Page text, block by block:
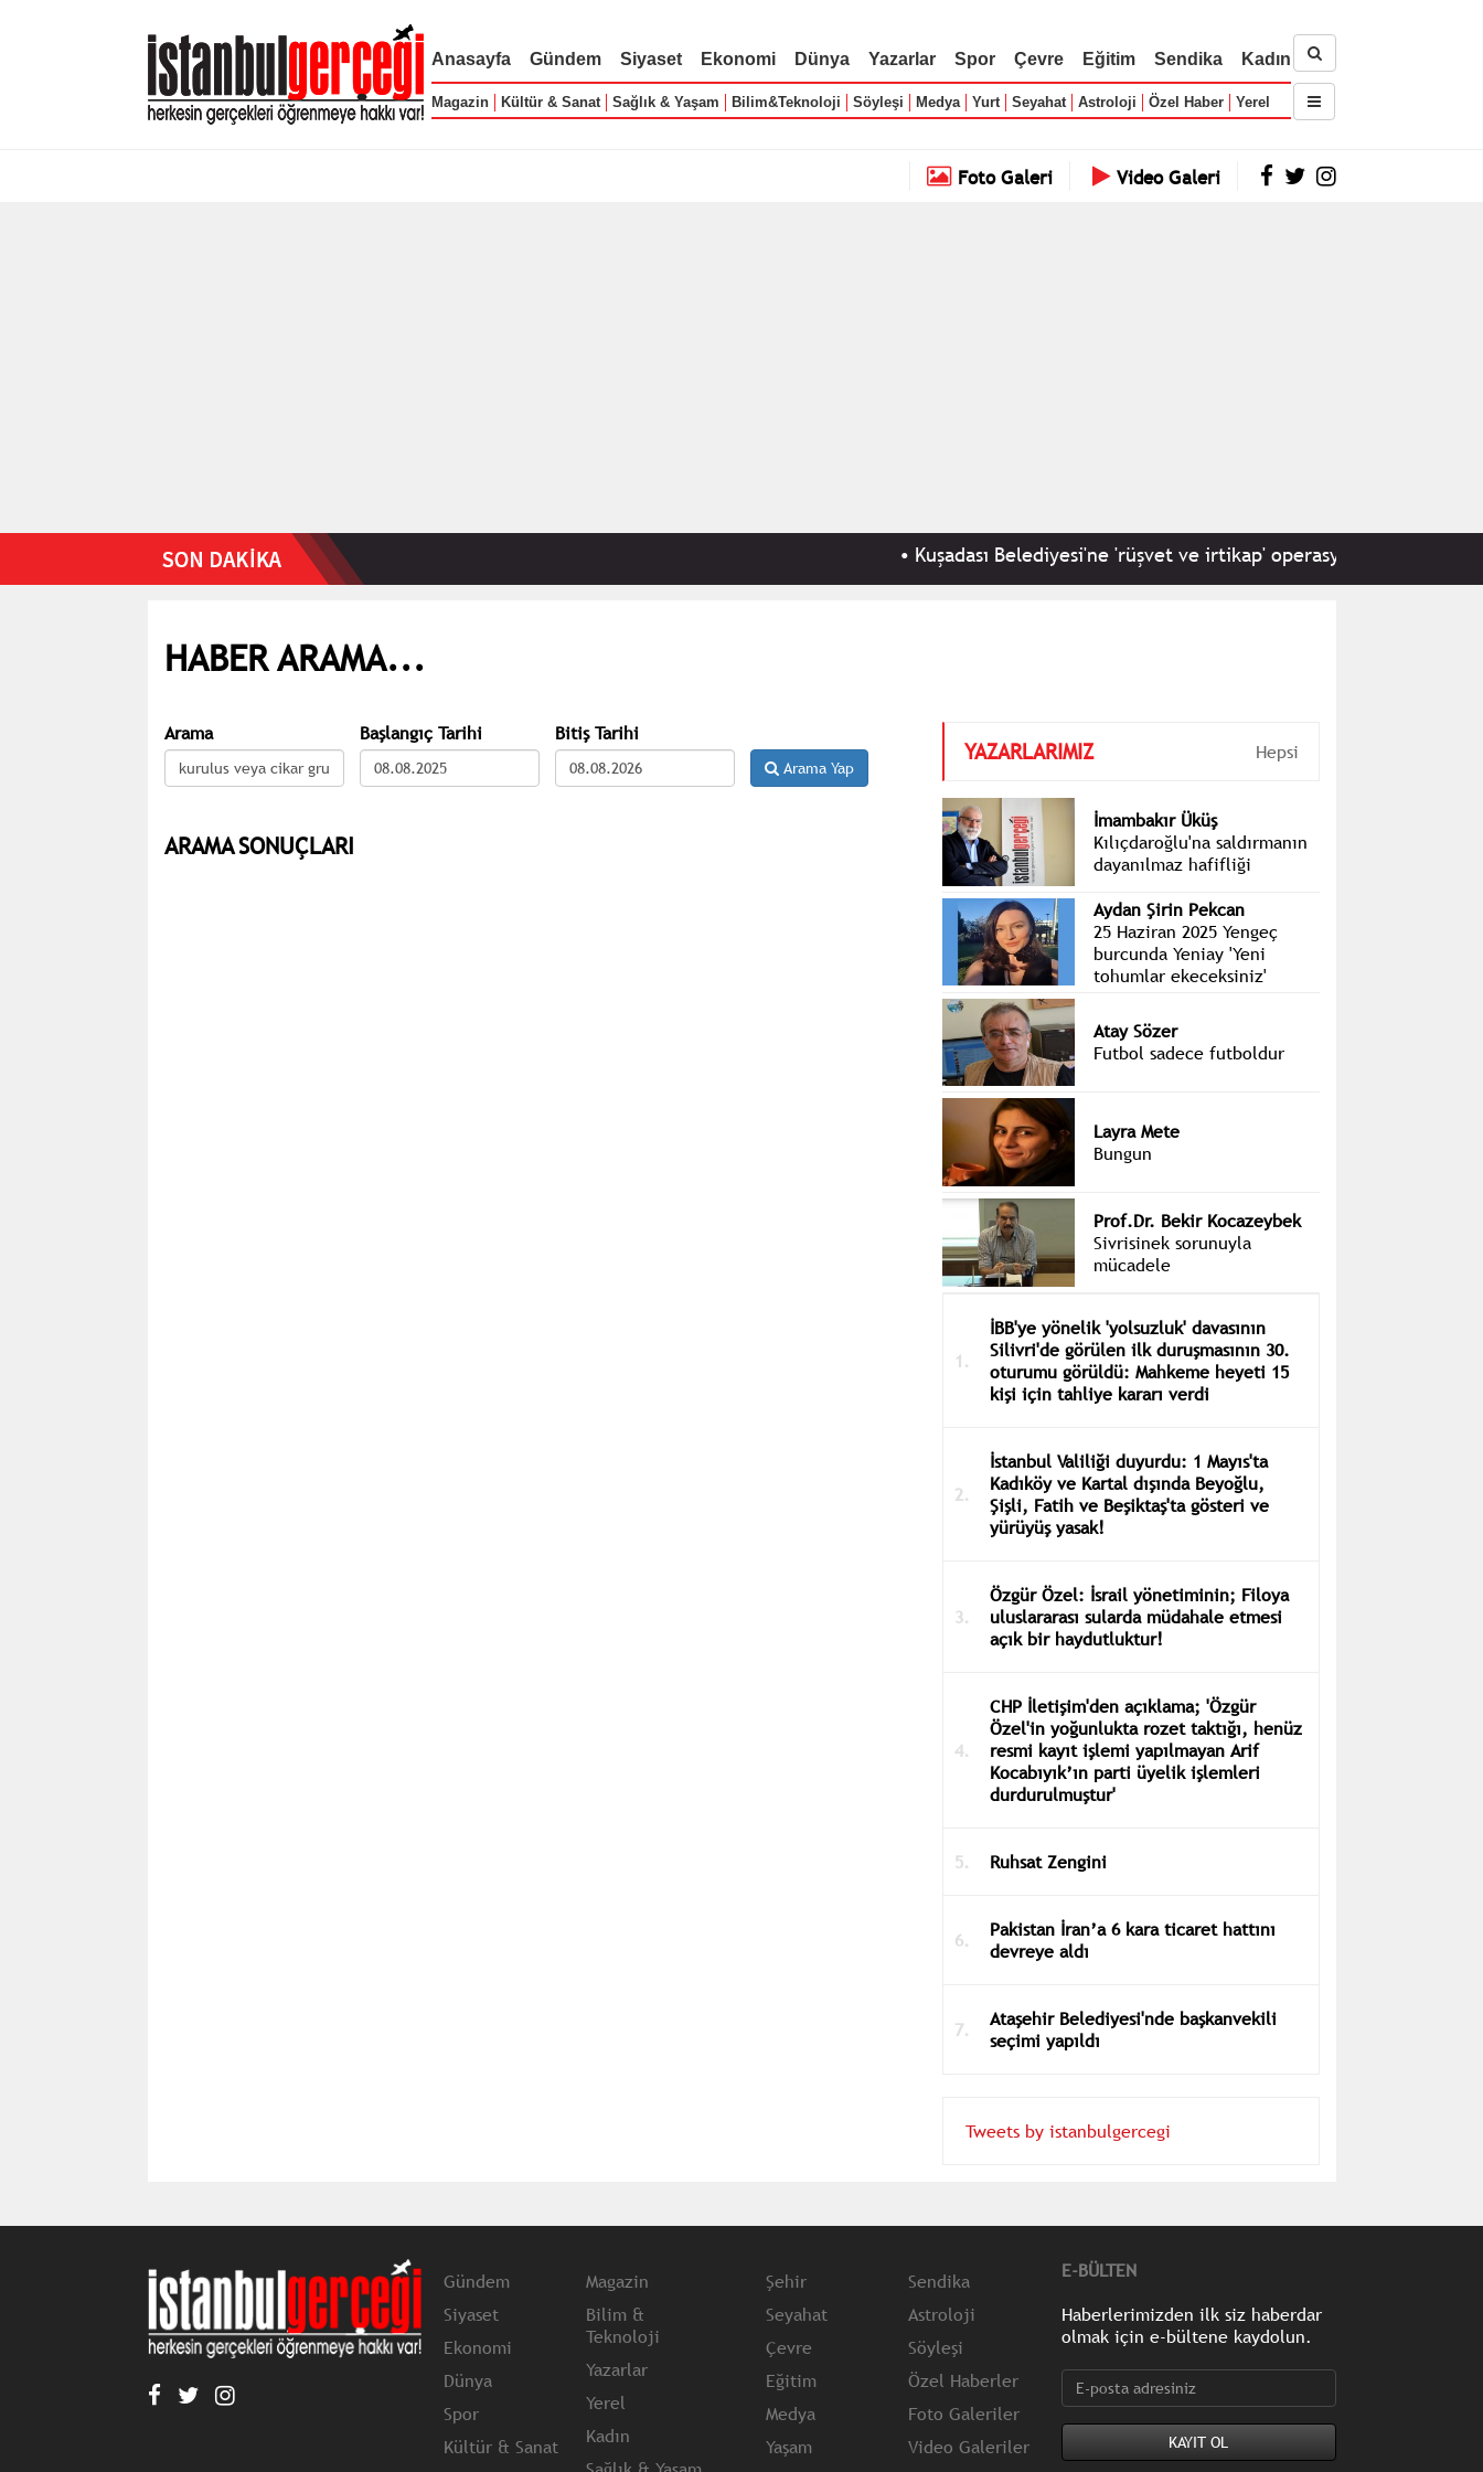
Anasayfa Gündem Siyaset Ekonomi Dünya Yazarlar Spor Çevre Eğitim Sendika Kadın
Magazin Kültür & Sanat Sağlık & Yaşam Bilim&Teknoloji Söyleşi Medya Yurt Seyahat Astroloji Özel Haber Yerel
Foto Galeri Video Galeri
Kuşadası Belediyesi'ne 'rüşvet ve irtikap' operasyonu: 22 kişi
HABER ARAMA...
Arama Başlangıç Tarihi Bitiş Tarihi
Arama Yap
ARAMA SONUÇLARI
YAZARLARIMIZ Hepsi
İmambakır Üküş
Kılıçdaroğlu'na saldırmanın
dayanılmaz hafifliği
Aydan Şirin Pekcan
25 Haziran 2025 Yengeç
burcunda Yeniay 'Yeni
tohumlar ekeceksiniz'
Atay Sözer
Futbol sadece futboldur
Layra Mete
Bungun
Prof.Dr. Bekir Kocazeybek
Sivrisinek sorunuyla
mücadele
İBB'ye yönelik 'yolsuzluk' davasının
Silivri'de görülen ilk duruşmasının 30.
oturumu görüldü: Mahkeme heyeti 15
kişi için tahliye kararı verdi
İstanbul Valiliği duyurdu: 1 Mayıs'ta
Kadıköy ve Kartal dışında Beyoğlu,
Şişli, Fatih ve Beşiktaş'ta gösteri ve
yürüyüş yasak!
Özgür Özel: İsrail yönetiminin; Filoya
uluslararası sularda müdahale etmesi
açık bir haydutluktur!
CHP İletişim'den açıklama; 'Özgür
Özel'in yoğunlukta rozet taktığı, henüz
resmi kayıt işlemi yapılmayan Arif
Kocabıyık’ın parti üyelik işlemleri
durdurulmuştur'
Ruhsat Zengini
Pakistan İran’a 6 kara ticaret hattını
devreye aldı
Ataşehir Belediyesi'nde başkanvekili
seçimi yapıldı
Tweets by istanbulgercegi
Gündem
Siyaset
Ekonomi
Dünya
Spor
Kültür & Sanat
Magazin
Bilim &
Teknoloji
Yazarlar
Yerel
Kadın
Şehir
Seyahat
Çevre
Eğitim
Medya
Yaşam
Sendika
Astroloji
Söyleşi
Özel Haberler
Foto Galeriler
Video Galeriler
E-BÜLTEN
Haberlerimizden ilk siz haberdar
olmak için e-bültene kaydolun.